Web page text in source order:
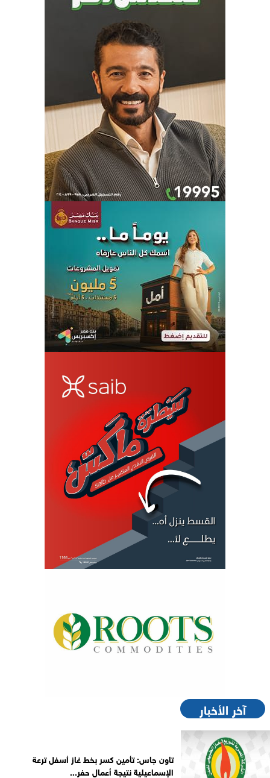
آخر الأخبار
تاون جاس: تأمين كسر بخط غاز أسفل ترعة
الإسماعيلية نتيجة أعمال حفر...